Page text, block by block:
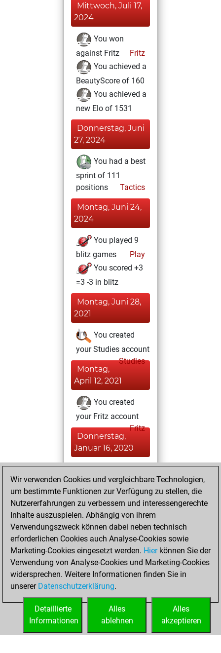
Mittwoch, Juli 17,
2024
You won
against Fritz
Fritz
You achieved a
BeautyScore of 160
You achieved a
new Elo of 1531
Donnerstag, Juni
27, 2024
You had a best
sprint of 111
positions
Tactics
Montag, Juni 24,
2024
You played 9
blitz games
Play
You scored +3
=3 -3 in blitz
Montag, Juni 28,
2021
You created
your Studies account
Studies
Montag,
April 12, 2021
You created
your Fritz account
Fritz
Donnerstag,
Januar 16, 2020
You played 7
slow games
Play
You scored +0
=0 -7 in slow games
Freitag,
Dezember 6, 2019
You played 1
bullet games
Play
You scored +0
=0 -1 in bullet
Wir verwenden Cookies und vergleichbare Technologien,
um bestimmte Funktionen zur Verfügung zu stellen, die
Nutzererfahrungen zu verbessern und interessengerechte
Inhalte auszuspielen. Abhängig von ihrem
Verwendungszweck können dabei neben technisch
erforderlichen Cookies auch Analyse-Cookies sowie
Marketing-Cookies eingesetzt werden. Hierkönnen Sie der
Verwendung von Analyse-Cookies und Marketing-Cookies
widersprechen. Weitere Informationen finden Sie in
unserer Datenschutzerklärung.
Alles
akzeptieren
Alles
ablehnen
Detaillierte
Informationen